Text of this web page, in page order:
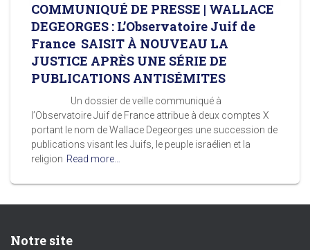
COMMUNIQUÉ DE PRESSE | WALLACE
DEGEORGES : L’Observatoire Juif de
France SAISIT À NOUVEAU LA
JUSTICE APRÈS UNE SÉRIE DE
PUBLICATIONS ANTISÉMITES
Un dossier de veille communiqué à
l’Observatoire Juif de France attribue à deux comptes X
portant le nom de Wallace Degeorges une succession de
publications visant les Juifs, le peuple israélien et la
religion Read more…
Notre site